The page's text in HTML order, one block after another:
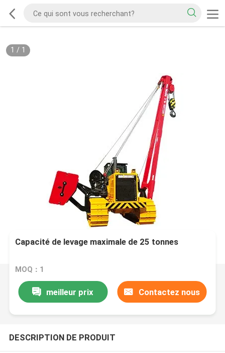
1 / 1
Capacité de levage maximale de 25 tonnes
MOQ：1
meilleur prix Contactez nous
DESCRIPTION DE PRODUIT